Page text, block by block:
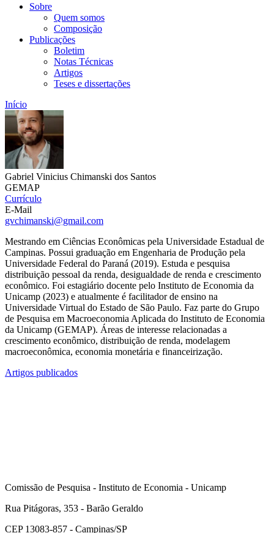
Sobre
Quem somos
Composição
Publicações
Boletim
Notas Técnicas
Artigos
Teses e dissertações
Início
Gabriel Vinicius Chimanski dos Santos
GEMAP
Currículo
E-Mail
gvchimanski@gmail.com
Mestrando em Ciências Econômicas pela Universidade Estadual de
Campinas. Possui graduação em Engenharia de Produção pela
Universidade Federal do Paraná (2019). Estuda e pesquisa
distribuição pessoal da renda, desigualdade de renda e crescimento
econômico. Foi estagiário docente pelo Instituto de Economia da
Unicamp (2023) e atualmente é facilitador de ensino na
Universidade Virtual do Estado de São Paulo. Faz parte do Grupo
de Pesquisa em Macroeconomia Aplicada do Instituto de Economia
da Unicamp (GEMAP). Áreas de interesse relacionadas a
crescimento econômico, distribuição de renda, modelagem
macroeconômica, economia monetária e financeirização.
Artigos publicados
Comissão de Pesquisa - Instituto de Economia - Unicamp
Rua Pitágoras, 353 - Barão Geraldo
CEP 13083-857 - Campinas/SP